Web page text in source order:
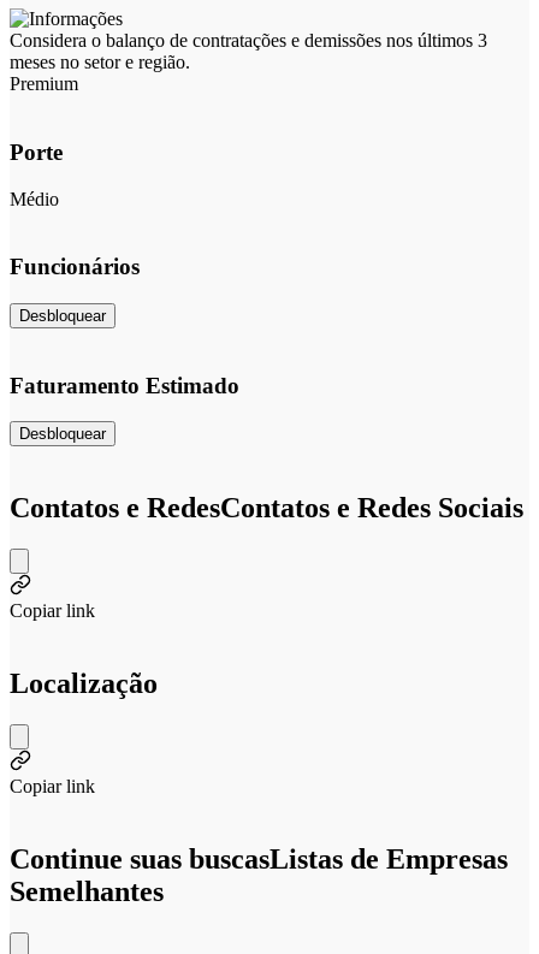
Considera o balanço de contratações e demissões nos últimos 3
meses no setor e região.
Premium
Porte
Médio
Funcionários
Desbloquear
Faturamento Estimado
Desbloquear
Contatos e RedesContatos e Redes Sociais
Copiar link
Localização
Copiar link
Continue suas buscasListas de Empresas
Semelhantes